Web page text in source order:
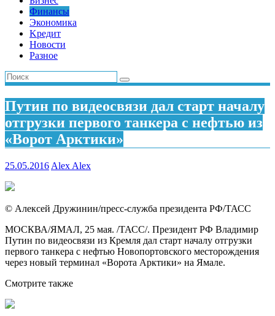
Финансы
Экономика
Kредит
Новости
Разное
Путин по видеосвязи дал старт началу
отгрузки первого танкера с нефтью из
«Ворот Арктики»
25.05.2016 Alex Alex
© Алексей Дружинин/пресс-служба президента РФ/ТАСС
МОСКВА/ЯМАЛ, 25 мая. /ТАСС/. Президент РФ Владимир
Путин по видеосвязи из Кремля дал старт началу отгрузки
первого танкера с нефтью Новопортовского месторождения
через новый терминал «Ворота Арктики» на Ямале.
Смотрите также